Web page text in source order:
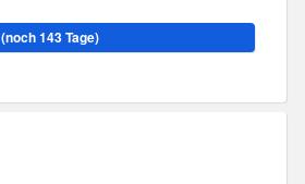
(noch 143 Tage)